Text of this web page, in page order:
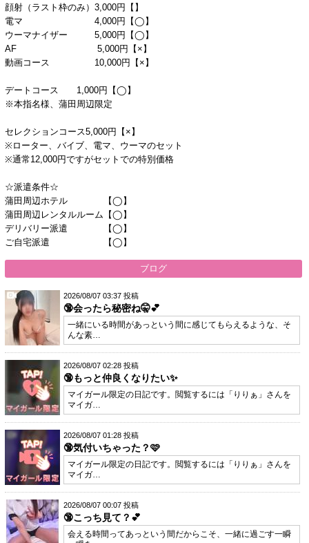
顔射（ラスト枠のみ）3,000円【】
電マ 4,000円【◯】
ウーマナイザー 5,000円【◯】
AF 5,000円【×】
動画コース 10,000円【×】
デートコース 1,000円【◯】
※本指名様、蒲田周辺限定
セレクションコース5,000円【×】
※ローター、バイブ、電マ、ウーマのセット
※通常12,000円ですがセットでの特別価格
☆派遣条件☆
蒲田周辺ホテル 【◯】
蒲田周辺レンタルルーム【◯】
デリバリー派遣 【◯】
ご自宅派遣 【◯】
ブログ
2026/08/07 03:37 投稿
🔞会ったら秘密ね🤫💕
一緒にいる時間があっという間に感じてもらえるような、そ
んな素…
2026/08/07 02:28 投稿
🔞もっと仲良くなりたい✨
マイガール限定の日記です。閲覧するには「りりぁ」さんを
マイガ…
2026/08/07 01:28 投稿
🔞気付いちゃった？🩷
マイガール限定の日記です。閲覧するには「りりぁ」さんを
マイガ…
2026/08/07 00:07 投稿
🔞こっち見て？💕
会える時間ってあっという間だからこそ、一緒に過ごす一瞬